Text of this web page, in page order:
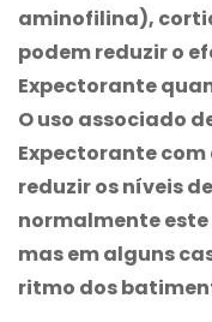
aminofilina),
podem reduzir o
Expectorante
O uso associado
Expectorantecom
reduzir os níveis
normalmente
mas em alguns
ritmo dos